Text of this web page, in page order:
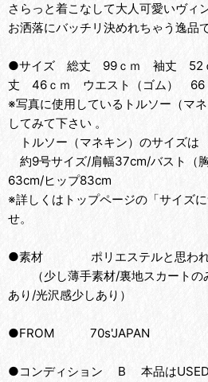
さらっと着こなして大人可愛いヴィ
お洒落にバッチリ決めれちゃう逸品で
●サイズ 総丈 99ｃｍ 袖丈
丈 46ｃｍ ウエスト（ゴム） 66
※写真に使用しているトルソー（マ
してみて下さい 。
トルソー（マネキン）のサイズは
約9号サイズ/肩幅37cm/バスト（
63cm/ヒップ83cm
※詳しくはトップページの「サイズ
せ。
●素材 ポリエステルと思われ
（少し薄手素材/裏地スカートの
あり/光沢感少しあり）
●FROM 70s'JAPAN
●コンディション B 本品はUSED